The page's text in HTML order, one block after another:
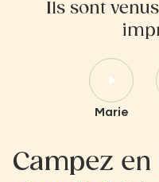
Ils sont
Marie
Campez en